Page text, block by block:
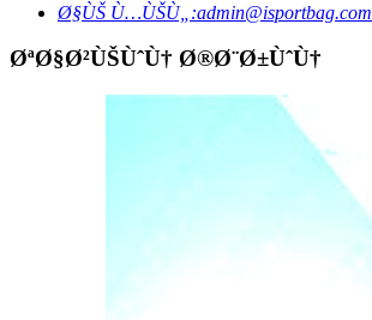
Ø§ÙŠ Ù…ÙŠÙ„:admin@isportbag.com
ØªØ§Ø²ÙŠÙˆÙ† Ø®Ø¨Ø±ÙˆÙ†